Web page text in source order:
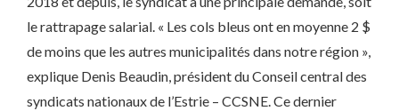
le rattrapage salarial. « Les cols bleus ont en moyenne 2 $
de moins que les autres municipalités dans notre région »,
explique Denis Beaudin, président du Conseil central des
syndicats nationaux de l’Estrie – CCSNE. Ce dernier